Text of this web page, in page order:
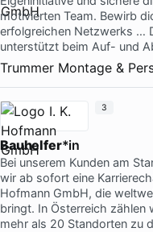
motivierten Team. Bewirb
erfolgreichen Netzwerks …
unterstützt beim Auf- und
Trummer Montage &
Bauhelfer*in
Bei unserem Kunden am
wir ab sofort eine
Hofmann GmbH, die
bringt. In Österreich zählen
mehr als 20 Standorten zu
3